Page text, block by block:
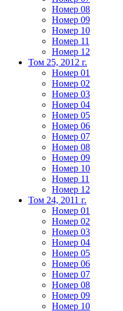
Номер 08
Номер 09
Номер 10
Номер 11
Номер 12
Том 25, 2012 г.
Номер 01
Номер 02
Номер 03
Номер 04
Номер 05
Номер 06
Номер 07
Номер 08
Номер 09
Номер 10
Номер 11
Номер 12
Том 24, 2011 г.
Номер 01
Номер 02
Номер 03
Номер 04
Номер 05
Номер 06
Номер 07
Номер 08
Номер 09
Номер 10